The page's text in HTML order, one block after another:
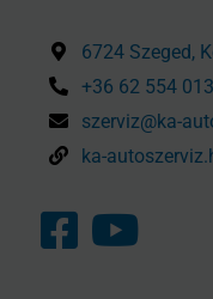
6724 Szeged,
+36 62 554 013
szerviz@ka-
ka-